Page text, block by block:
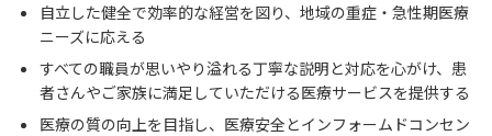
自立した健全で効率的な経営を図り、地域の重症・急性期医療
ニーズに応える
すべての職員が思いやり溢れる丁寧な説明と対応を心がけ、患
者さんやご家族に満足していただける医療サービスを提供する
医療の質の向上を目指し、医療安全とインフォームドコンセン